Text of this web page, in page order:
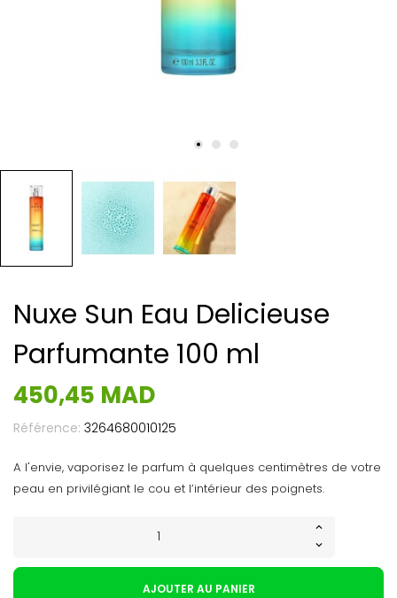
Nuxe Sun Eau Delicieuse
Parfumante 100 ml
450,45 MAD
Référence: 3264680010125
A l'envie, vaporisez le parfum à quelques centimètres de votre
peau en privilégiant le cou et l’intérieur des poignets.
AJOUTER AU PANIER